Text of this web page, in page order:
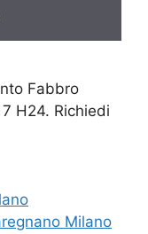
Fabbro
H24. Richiedi
Milano